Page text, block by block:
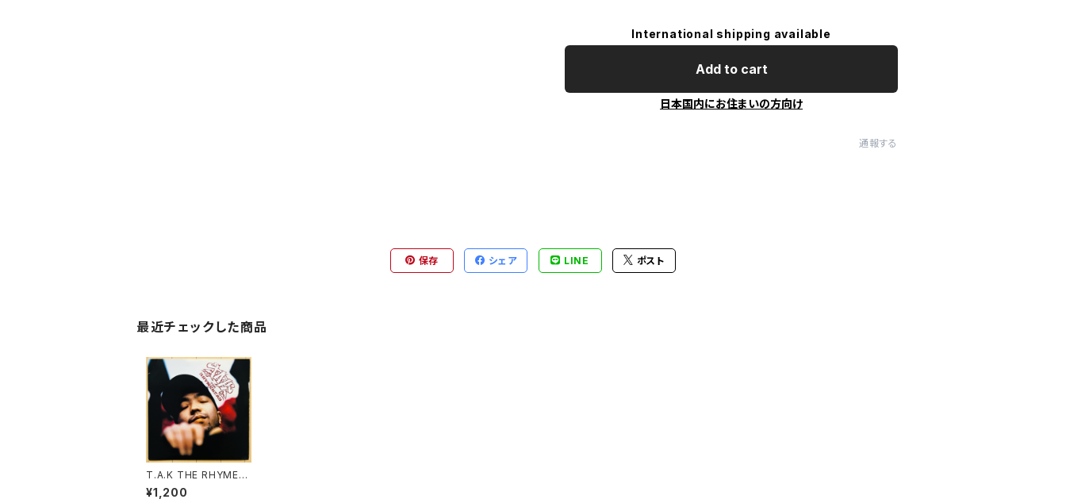
International shipping available
Add to cart
日本国内にお住まいの方向け
通報する
保存 シェア LINE ポスト
最近チェックした商品
T.A.K THE RHYMEH
EAD / バビロンへ…
¥1,200